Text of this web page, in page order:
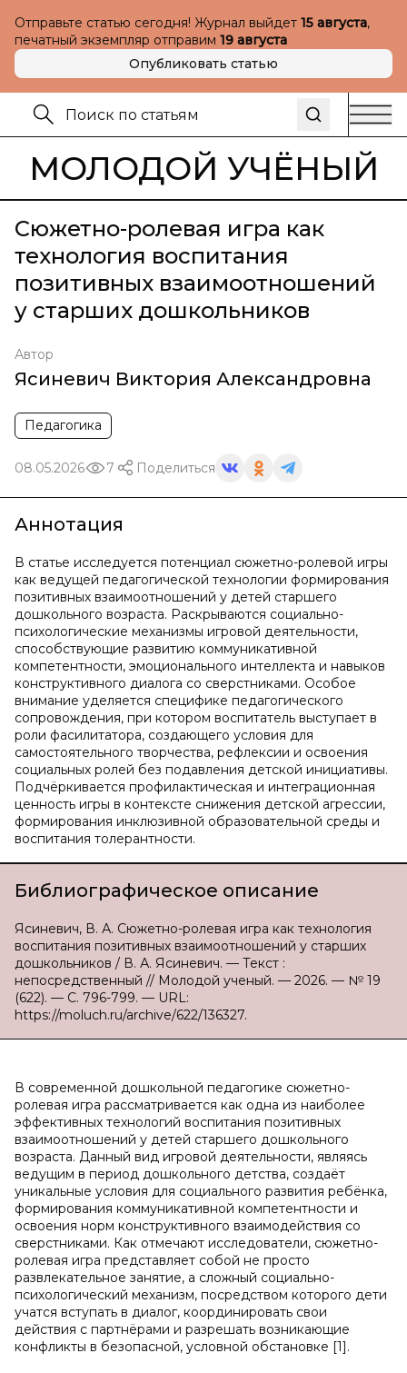
Отправьте статью сегодня! Журнал выйдет 15 августа,
печатный экземпляр отправим 19 августа
Опубликовать статью
МОЛОДОЙ УЧЁНЫЙ
Сюжетно-ролевая игра как
технология воспитания
позитивных взаимоотношений
у старших дошкольников
Автор
Ясиневич Виктория Александровна
Педагогика
08.05.2026 7 Поделиться
Аннотация
В статье исследуется потенциал сюжетно-ролевой игры
как ведущей педагогической технологии формирования
позитивных взаимоотношений у детей старшего
дошкольного возраста. Раскрываются социально-
психологические механизмы игровой деятельности,
способствующие развитию коммуникативной
компетентности, эмоционального интеллекта и навыков
конструктивного диалога со сверстниками. Особое
внимание уделяется специфике педагогического
сопровождения, при котором воспитатель выступает в
роли фасилитатора, создающего условия для
самостоятельного творчества, рефлексии и освоения
социальных ролей без подавления детской инициативы.
Подчёркивается профилактическая и интеграционная
ценность игры в контексте снижения детской агрессии,
формирования инклюзивной образовательной среды и
воспитания толерантности.
Библиографическое описание
Ясиневич, В. А. Сюжетно-ролевая игра как технология
воспитания позитивных взаимоотношений у старших
дошкольников / В. А. Ясиневич. — Текст :
непосредственный // Молодой ученый. — 2026. — № 19
(622). — С. 796-799. — URL:
https://moluch.ru/archive/622/136327.
В современной дошкольной педагогике сюжетно-
ролевая игра рассматривается как одна из наиболее
эффективных технологий воспитания позитивных
взаимоотношений у детей старшего дошкольного
возраста. Данный вид игровой деятельности, являясь
ведущим в период дошкольного детства, создаёт
уникальные условия для социального развития ребёнка,
формирования коммуникативной компетентности и
освоения норм конструктивного взаимодействия со
сверстниками. Как отмечают исследователи, сюжетно-
ролевая игра представляет собой не просто
развлекательное занятие, а сложный социально-
психологический механизм, посредством которого дети
учатся вступать в диалог, координировать свои
действия с партнёрами и разрешать возникающие
конфликты в безопасной, условной обстановке [1].